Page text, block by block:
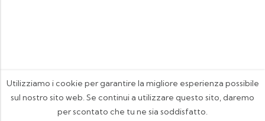
Utilizziamo i cookie per garantire la migliore esperienza possibile
sul nostro sito web. Se continui a utilizzare questo sito, daremo
per scontato che tu ne sia soddisfatto.